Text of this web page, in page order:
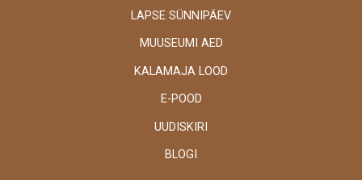
LAPSE SÜNNIPÄEV
MUUSEUMI AED
KALAMAJA LOOD
E-POOD
UUDISKIRI
BLOGI